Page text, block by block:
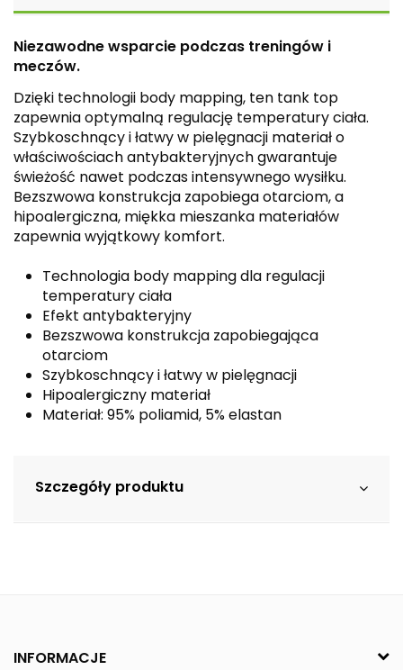
Niezawodne wsparcie podczas treningów i
meczów.
Dzięki technologii body mapping, ten tank top
zapewnia optymalną regulację temperatury ciała.
Szybkoschnący i łatwy w pielęgnacji materiał o
właściwościach antybakteryjnych gwarantuje
świeżość nawet podczas intensywnego wysiłku.
Bezszwowa konstrukcja zapobiega otarciom, a
hipoalergiczna, miękka mieszanka materiałów
zapewnia wyjątkowy komfort.
Technologia body mapping dla regulacji
temperatury ciała
Efekt antybakteryjny
Bezszwowa konstrukcja zapobiegająca
otarciom
Szybkoschnący i łatwy w pielęgnacji
Hipoalergiczny materiał
Materiał: 95% poliamid, 5% elastan
Szczegóły produktu
INFORMACJE